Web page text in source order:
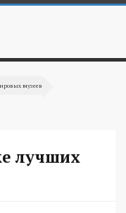
музеев
лучших